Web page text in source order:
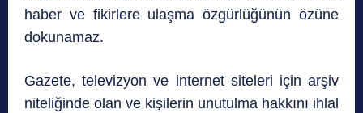
haber ve fikirlere ulaşma özgürlüğünün özüne
dokunamaz.
Gazete, televizyon ve internet siteleri için arşiv
niteliğinde olan ve kişilerin unutulma hakkını ihlal